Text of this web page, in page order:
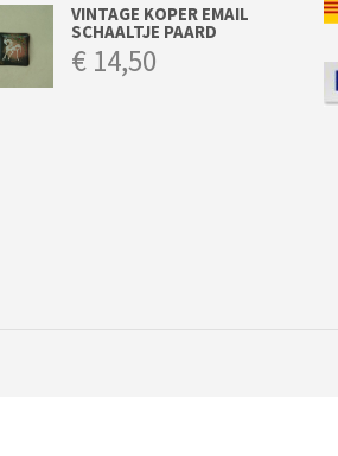
VINTAGE KOPER EMAIL
SCHAALTJE PAARD
€ 14,50